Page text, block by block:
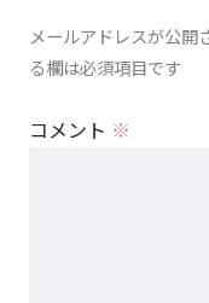
メールアドレスが公開
る欄は必須項目です
コメント ※